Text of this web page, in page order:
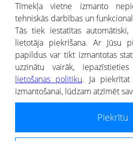
Dzimtas
Uzņēmumu
Monitorings
Kredītizziņa par ārvalstu
® CREDITREFORM Latvija
SIA
Portāla ietvaros saņemtajai informācijai ir
Tīmekļa vietne izmanto
tehniskās darbības un
Tās tiek iestatītas
lietotāja piekrišana. Ar Jūsu
papildus var tikt izmantotas
uzzinātu vairāk,
lietošanas politiku. Ja
izmantošanai, lūdzam atzīmēt
Piekrītu